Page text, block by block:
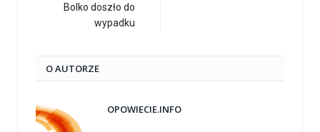
Bolko doszło do
wypadku
O AUTORZE
OPOWIECIE.INFO